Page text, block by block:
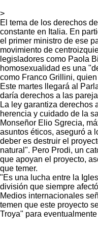
>
El tema de los derechos
constante en Italia. En
el primer ministro de ese
movimiento de
legisladores como Paola
homosexualidad es una
como Franco Grillini,
Este martes llegará al
daría derechos a las
La ley garantiza derechos
herencia y cuidado de la
Monseñor Elio Sgrecia,
asuntos éticos, aseguró a
deber es destruir el
natural". Pero Prodi, un
que apoyan el proyecto,
que temer.
"Es una lucha entre la
división que siempre
Medios internacionales
temen que este proyecto
Troya" para